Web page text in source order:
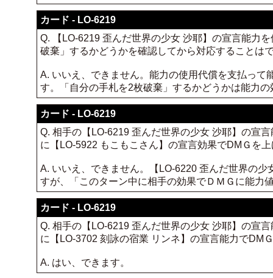
カード - LO-6219
Q. 【LO-6219 歪んだ世界の少女 沙耶】の宣言能力
破棄」するかどうかを確認してから対応することは
A. いいえ、できません。能力の使用代償を支払っ
す。「自分の手札を2枚破棄」するかどうかは能力
カード - LO-6219
Q. 相手の【LO-6219 歪んだ世界の少女 沙耶】の宣
に【LO-5922 もこもこさん】の宣言効果でDMＧを
A. いいえ、できません。【LO-6220 歪んだ世界の
すが、「このターン中に相手の効果でＤＭＧに能力
カード - LO-6219
Q. 相手の【LO-6219 歪んだ世界の少女 沙耶】の宣
に【LO-3702 刻詠の宿業 リンネ】の宣言能力でDM
A. はい、できます。